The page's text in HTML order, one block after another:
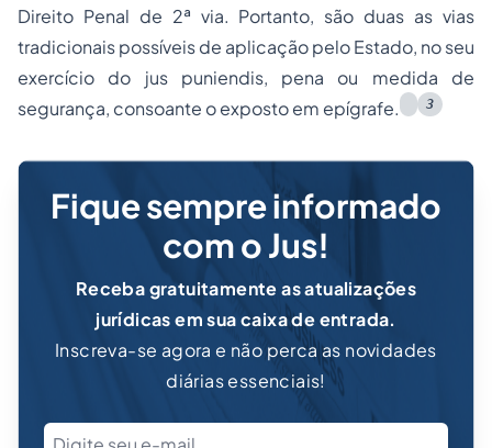
Direito Penal de 2ª via. Portanto, são duas as vias
tradicionais possíveis de aplicação pelo Estado, no seu
exercício do jus puniendis, pena ou medida de
segurança, consoante o exposto em epígrafe.
3
Fique sempre informado
com o Jus!
Receba gratuitamente as atualizações
jurídicas em sua caixa de entrada.
Inscreva-se agora e não perca as novidades
diárias essenciais!